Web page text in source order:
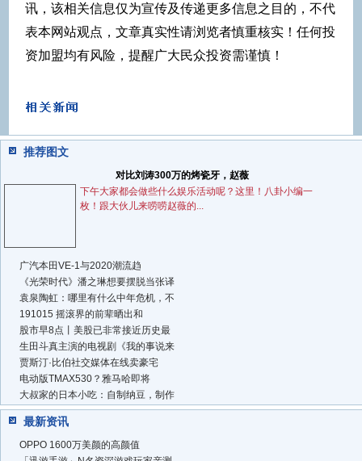
讯，该相关信息仅为宣传及传递更多信息之目的，不代
表本网站观点，文章真实性请浏览者慎重核实！任何投
资加盟均有风险，提醒广大民众投资需谨慎！
推荐图文
对比刘涛300万的烤瓷牙，赵薇
下午大家都会做些什么娱乐活动呢？这里！八卦小编一
枚！跟大伙儿来唠唠赵薇的...
广汽本田VE-1与2020潮流趋
《光荣时代》潘之琳想要摆脱当张译
袁泉陶虹：哪里有什么中年危机，不
191015 摇滚界的前辈晒出和
股市早8点丨美股已非常接近历史最
生田斗真主演的电视剧《我的事说来
贾斯汀·比伯社交媒体在线卖豪宅
电动版TMAX530？雅马哈即将
大叔家的日本小吃：自制纳豆，制作
最新资讯
OPPO 1600万美颜的高颜值